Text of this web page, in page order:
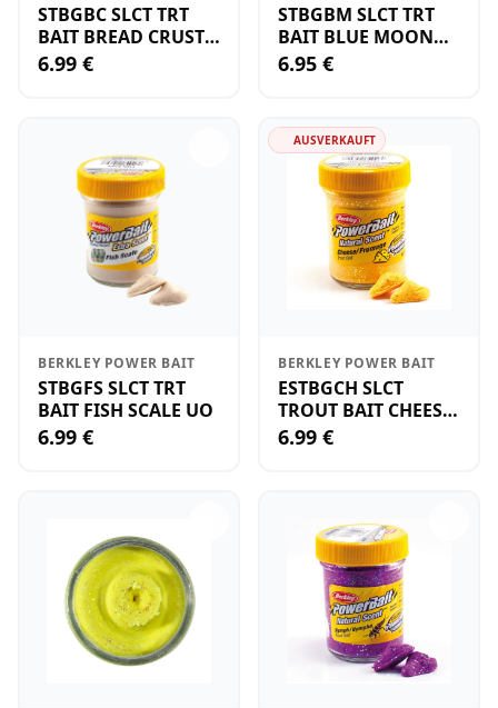
STBGBC SLCT TRT
BAIT BREAD CRUST
UP
6.99 €
STBGBM SLCT TRT
BAIT BLUE MOON
UN
6.95 €
BERKLEY POWER BAIT
STBGFS SLCT TRT
BAIT FISH SCALE UO
6.99 €
AUSVERKAUFT
BERKLEY POWER BAIT
ESTBGCH SLCT
TROUT BAIT CHEESE
GLTR YX
6.99 €